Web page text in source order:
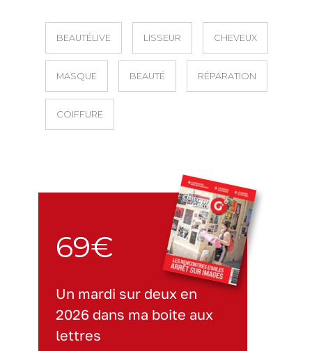
BEAUTÉLIVE LISSEUR CHEVEUX
MASQUE BEAUTÉ RÉPARATION
COIFFURE
69€
Un mardi sur deux en
2026 dans ma boite aux
lettres